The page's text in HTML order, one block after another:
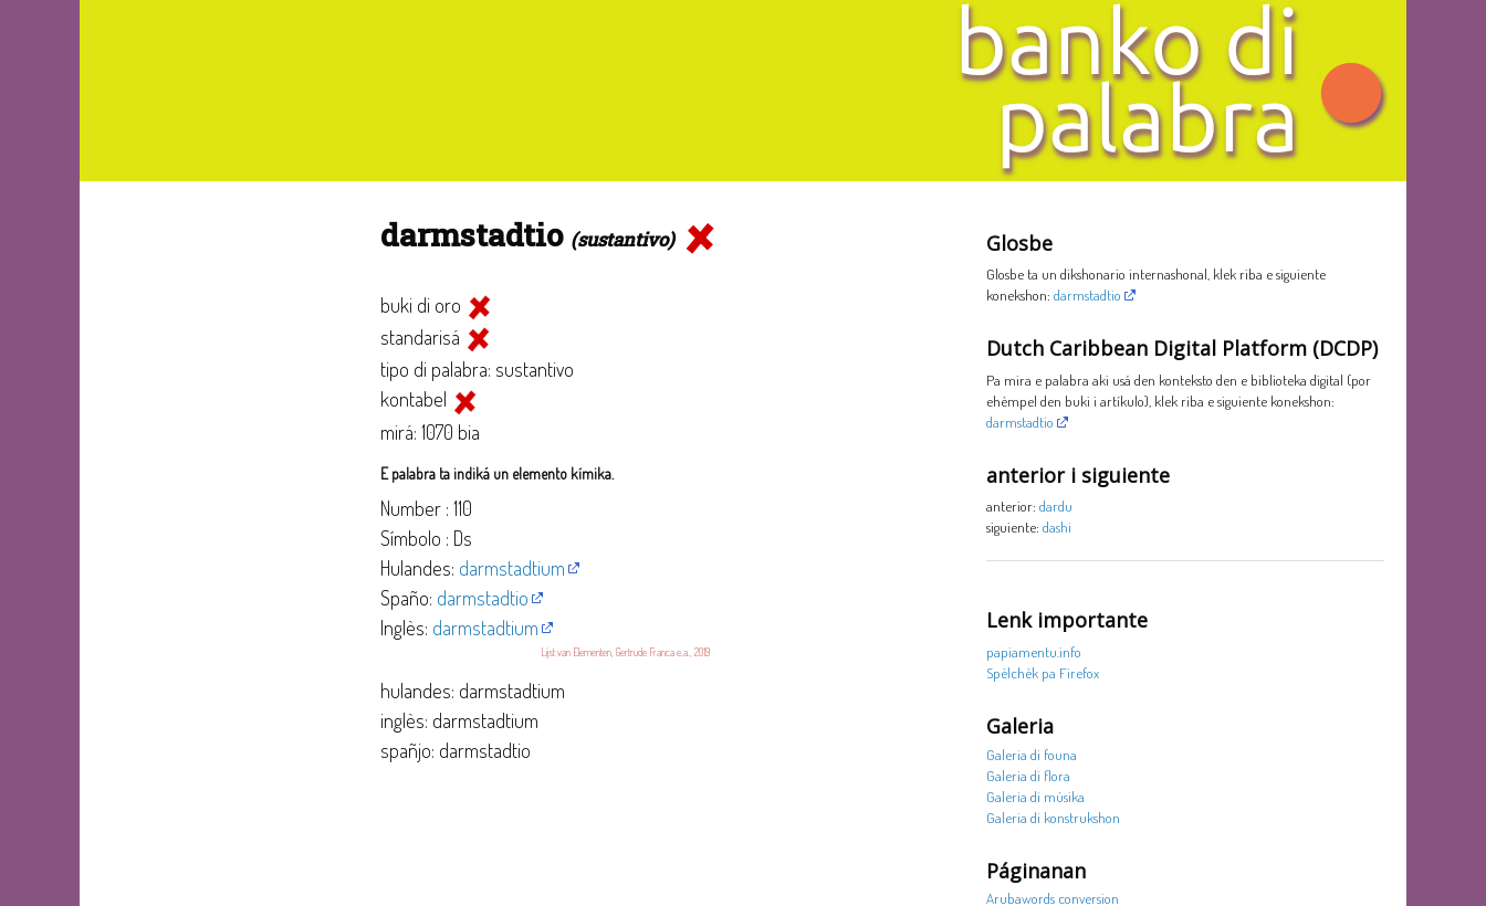
darmstadtio (sustantivo)
buki di oro
standarisá
tipo di palabra: sustantivo
kontabel
mirá: 1070 bia
E palabra ta indiká un elemento kímika.
Number : 110
Símbolo : Ds
Hulandes: darmstadtium
Spaño: darmstadtio
Inglès: darmstadtium
Lijst van Elementen, Gertrude Franca e.a., 2019
hulandes: darmstadtium
inglès: darmstadtium
spañjo: darmstadtio
Glosbe
Glosbe ta un dikshonario internashonal, klek riba e siguiente
konekshon: darmstadtio
Dutch Caribbean Digital Platform (DCDP)
Pa mira e palabra aki usá den konteksto den e biblioteka digital (por
ehèmpel den buki i artíkulo), klek riba e siguiente konekshon:
darmstadtio
anterior i siguiente
anterior: dardu
siguiente: dashi
Lenk importante
papiamentu.info
Spèlchèk pa Firefox
Galeria
Galeria di founa
Galeria di flora
Galeria di músika
Galeria di konstrukshon
Páginanan
Arubawords conversion